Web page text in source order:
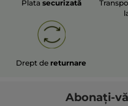
Plata securizată
Drept de returnare
Abonați-